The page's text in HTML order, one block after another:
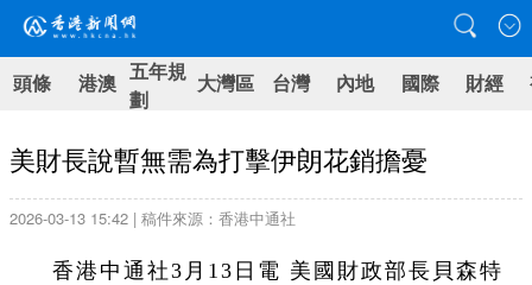
頭條 港澳 五年規
劃
大灣區 台灣 內地 國際 財經
美財長說暫無需為打擊伊朗花銷擔憂
2026-03-13 15:42 | 稿件來源：香港中通社
香港中通社3月13日電 美國財政部長貝森特